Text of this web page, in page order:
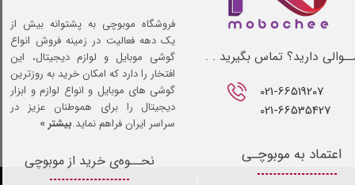
021-66519207​​​​​​​
021-66535427
دارید؟ تماس بگیرید . .
نحــوه‌ی خرید از موبوچی اعتماد به موبوچـی
فروشگاه موبوچی به پشتوانه بیش از
یک دهه فعالیت در زمینه فروش انواع
گوشی موبایل و لوازم دیجیتال، این
افتخار را دارد که امکان خرید به روزترین
گوشی های موبایل و انواع لوازم و ابزار
دیجیتال را برای هموطنان عزیز در
سراسر ایران فراهم نماید.بیشتر »